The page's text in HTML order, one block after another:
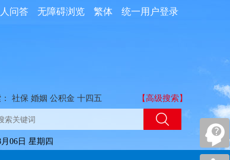
统一用户登录
繁体
无障碍浏览
问答
社保 婚姻 公积金 十四五 【高级搜索】
06日 星期四